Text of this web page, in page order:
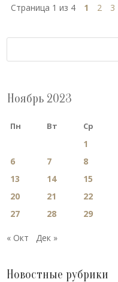
Страница 1 из 4 1 2 3
Ноябрь 2023
Пн Вт Ср
1
6
7 8
13
14 15
20
21 22
27
28 29
« Окт Дек »
Новостные рубрики